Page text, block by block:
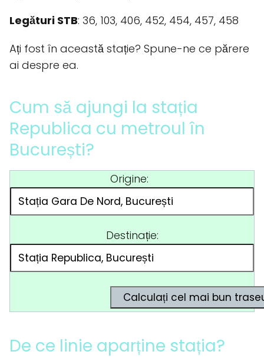
Legături STB: 36, 103, 406, 452, 454, 457, 458
Ați fost în această stație? Spune-ne ce părere
ai despre ea.
Cum să ajungi la stația
Republica cu metroul în
București?
Origine:
Destinație:
De ce linie aparține stația?